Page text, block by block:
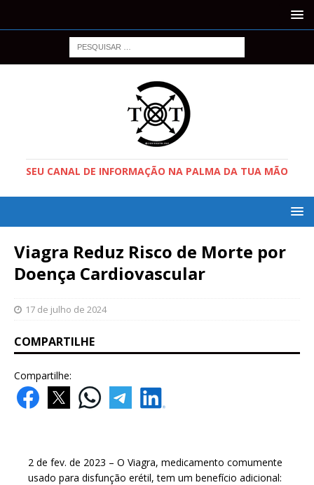
SEU CANAL DE INFORMAÇÃO NA PALMA DA TUA MÃO
Viagra Reduz Risco de Morte por
Doença Cardiovascular
17 de julho de 2024
COMPARTILHE
Compartilhe:
2 de fev. de 2023 – O Viagra, medicamento comumente
usado para disfunção erétil, tem um benefício adicional: